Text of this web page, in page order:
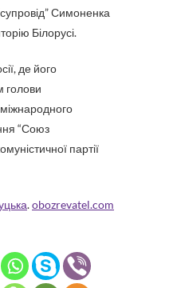
Симоненка
Білорусі.
де його
голови
“Союз
партії
.obozrevatel.com